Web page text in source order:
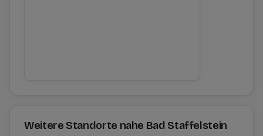
Weitere Standorte nahe Bad Staffelstein